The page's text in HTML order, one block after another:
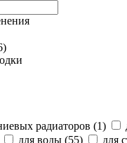
)
радиаторов (1)
для воды (55) для